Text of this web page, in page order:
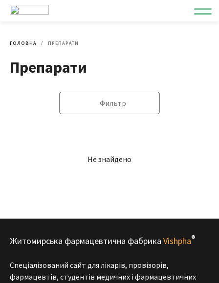
ГОЛОВНА ПРЕПАРАТИ
Препарати
Фильтр
Не знайдено
Житомирська фармацевтична фабрика Vishpha®
Спеціалізований сайт для лікарів, провізорів,
фармацевтів, студентів медичних і фармацевтичних